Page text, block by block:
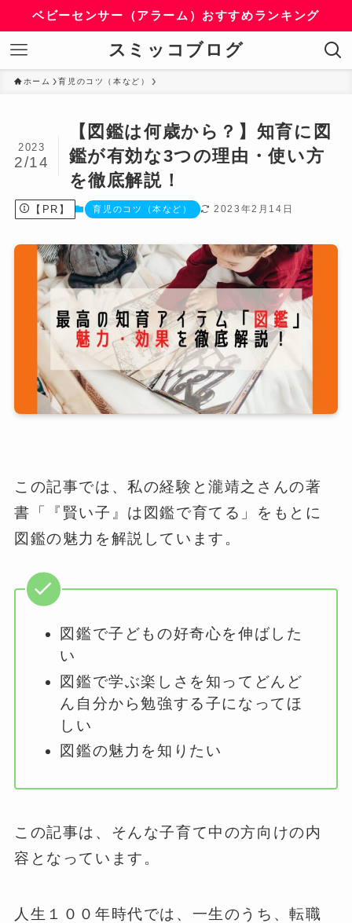
ベビーセンサー（アラーム）おすすめランキング
スミッコブログ
ホーム 育児のコツ（本など）
【図鑑は何歳から？】知育に図
鑑が有効な3つの理由・使い方
を徹底解説！
2023
2/14
【PR】 育児のコツ（本など） 2023年2月14日
この記事では、私の経験と瀧靖之さんの著
書「『賢い子』は図鑑で育てる」をもとに
図鑑の魅力を解説しています。
図鑑で子どもの好奇心を伸ばした
い
図鑑で学ぶ楽しさを知ってどんど
ん自分から勉強する子になってほ
しい
図鑑の魅力を知りたい
この記事は、そんな子育て中の方向けの内
容となっています。
人生１００年時代では、一生のうち、転職